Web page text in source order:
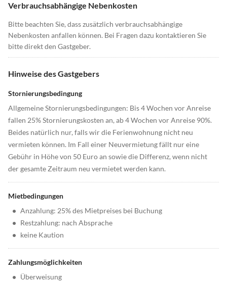
Verbrauchsabhängige Nebenkosten
Bitte beachten Sie, dass zusätzlich verbrauchsabhängige
Nebenkosten anfallen können. Bei Fragen dazu kontaktieren Sie
bitte direkt den Gastgeber.
Hinweise des Gastgebers
Stornierungsbedingung
Allgemeine Stornierungsbedingungen: Bis 4 Wochen vor Anreise
fallen 25% Stornierungskosten an, ab 4 Wochen vor Anreise 90%.
Beides natürlich nur, falls wir die Ferienwohnung nicht neu
vermieten können. Im Fall einer Neuvermietung fällt nur eine
Gebühr in Höhe von 50 Euro an sowie die Differenz, wenn nicht
der gesamte Zeitraum neu vermietet werden kann.
Mietbedingungen
• Anzahlung: 25% des Mietpreises bei Buchung
• Restzahlung: nach Absprache
• keine Kaution
Zahlungsmöglichkeiten
• Überweisung